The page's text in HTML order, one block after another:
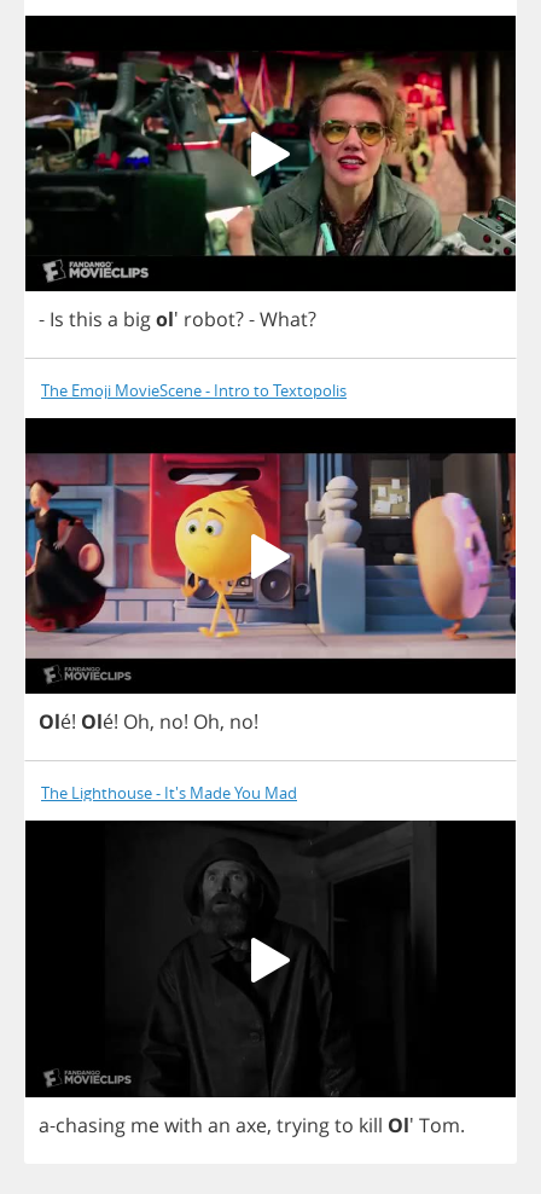
- Is this a bigol' robot?-What?
The Emoji MovieScene - Intro to Textopolis
Olé! Olé! Oh, no! Oh, no!
The Lighthouse - It's Made You Mad
a-chasing mewith an axe, tryingto kill Ol' Tom.